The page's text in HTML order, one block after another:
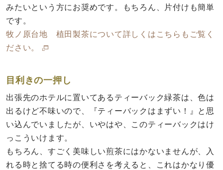
みたいという方にお奨めです。もちろん、片付けも簡単
です。
牧ノ原台地 植田製茶について詳しくはこちらもご覧く
ださい。
目利きの一押し
出張先のホテルに置いてあるティーバック緑茶は、色は
出るけど不味いので、『ティーバックはまずい！』と思
い込んでいましたが、いやはや、このティーバックはけ
っこういけます。
もちろん、すごく美味しい煎茶にはかないませんが、入
れる時と捨てる時の便利さを考えると、これはかなり優